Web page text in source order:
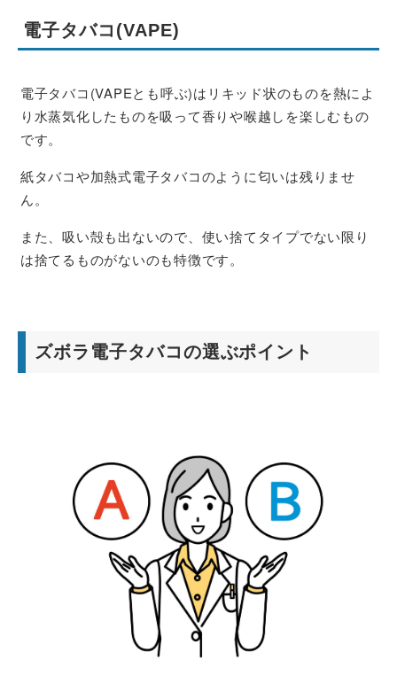
電子タバコ(VAPE)
電子タバコ(VAPEとも呼ぶ)はリキッド状のものを熱によ
り水蒸気化したものを吸って香りや喉越しを楽しむもの
です。
紙タバコや加熱式電子タバコのように匂いは残りませ
ん。
また、吸い殻も出ないので、使い捨てタイプでない限り
は捨てるものがないのも特徴です。
ズボラ電子タバコの選ぶポイント